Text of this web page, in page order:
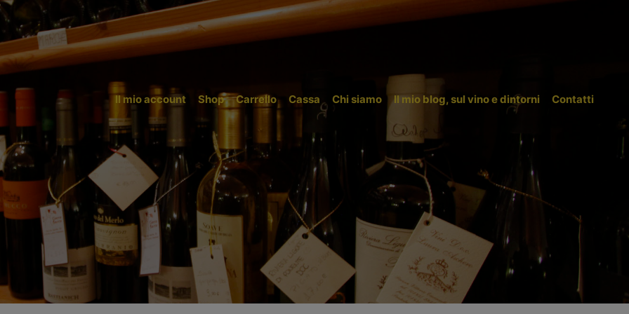
Il mio account Shop Carrello Cassa Chi siamo Il mio blog, sul vino e dintorni Contatti